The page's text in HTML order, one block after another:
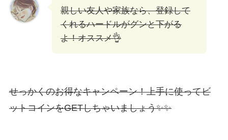
親しい友人や家族なら、登録して
くれるハードルがグンと下がる
よ！オススメ👌
せっかくのお得なキャンペーン！上手に使ってビ
ットコインをGETしちゃいましょう✨✨